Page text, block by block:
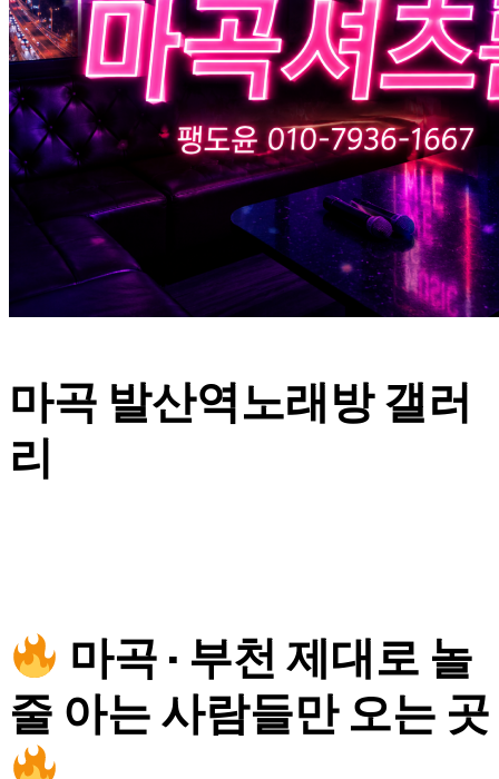
마곡 발산역노래방 갤러
리
마곡 · 부천 제대로 놀
줄 아는 사람들만 오는 곳